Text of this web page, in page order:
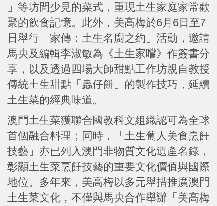
」等坊間少見的菜式，重現土生家庭家常歡
聚的飲食記憶。此外，美高梅於6月6日至7
日舉行「家傳：土生名廚之約」活動，邀請
馬央及編輯李淑敏為《土生家嚐》作簽書分
享，以及透過四場大師甜點工作坊親自教授
傳統土生甜點「蟲仔餅」的製作技巧，延續
土生菜的經典味道。
澳門土生菜獲聯合國教科文組織認可為全球
首個融合料理；同時，「土生葡人美食烹飪
技藝」亦已列入澳門非物質文化遺產名錄，
彰顯土生菜烹飪技藝的重要文化價值與國際
地位。多年來，美高梅以多元舉措推廣澳門
土生菜文化，不僅與馬央合作舉辦「美高梅